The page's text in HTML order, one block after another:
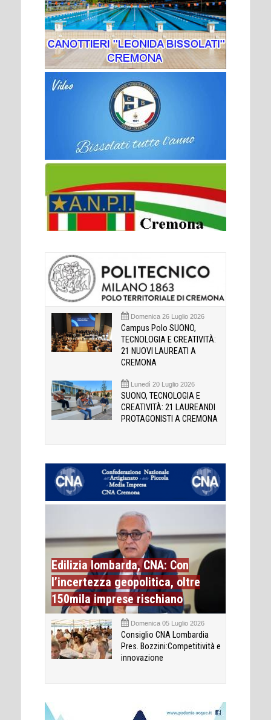
Domenica 26 Luglio 2026
Campus Polo SUONO,
TECNOLOGIA E CREATIVITÀ:
21 NUOVI LAUREATI A
CREMONA
Lunedì 20 Luglio 2026
SUONO, TECNOLOGIA E
CREATIVITÀ: 21 LAUREANDI
PROTAGONISTI A CREMONA
Edilizia lombarda, CNA: Con
l’incertezza geopolitica, oltre
150mila imprese rischiano
Domenica 05 Luglio 2026
Consiglio CNA Lombardia
Pres. Bozzini:Competitività e
innovazione